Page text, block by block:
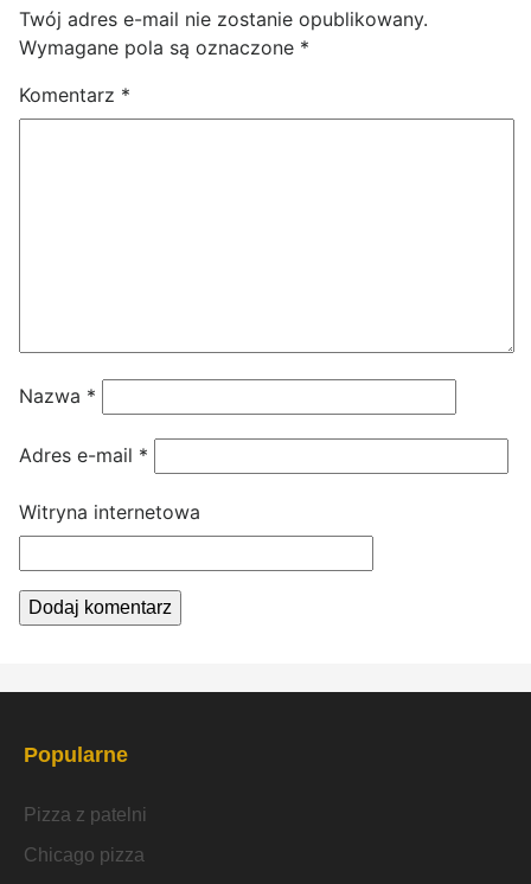
Twój adres e-mail nie zostanie opublikowany.
Wymagane pola są oznaczone *
Komentarz *
Nazwa *
Adres e-mail *
Witryna internetowa
Popularne
Pizza z patelni
Chicago pizza